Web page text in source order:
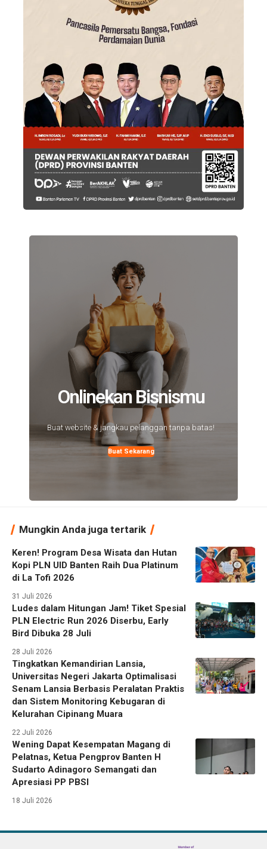
Onlinekan Bisnismu
Buat website & jangkau pelanggan tanpa batas!
Buat Sekarang
Mungkin Anda juga tertarik
Keren! Program Desa Wisata dan Hutan
Kopi PLN UID Banten Raih Dua Platinum
di La Tofi 2026
31 Juli 2026
Ludes dalam Hitungan Jam! Tiket Spesial
PLN Electric Run 2026 Diserbu, Early
Bird Dibuka 28 Juli
28 Juli 2026
Tingkatkan Kemandirian Lansia,
Universitas Negeri Jakarta Optimalisasi
Senam Lansia Berbasis Peralatan Praktis
dan Sistem Monitoring Kebugaran di
Kelurahan Cipinang Muara
22 Juli 2026
Wening Dapat Kesempatan Magang di
Pelatnas, Ketua Pengprov Banten H
Sudarto Adinagoro Semangati dan
Apresiasi PP PBSI
18 Juli 2026